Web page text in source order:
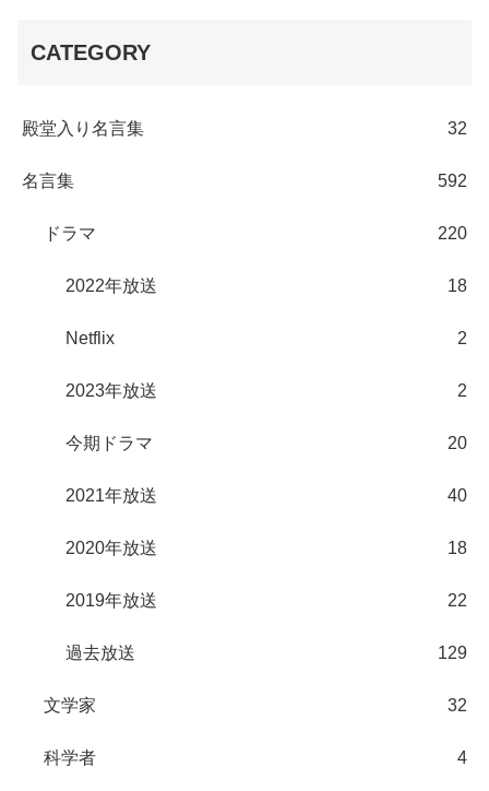
CATEGORY
殿堂入り名言集 32
名言集 592
ドラマ 220
2022年放送 18
Netflix 2
2023年放送 2
今期ドラマ 20
2021年放送 40
2020年放送 18
2019年放送 22
過去放送 129
文学家 32
科学者 4